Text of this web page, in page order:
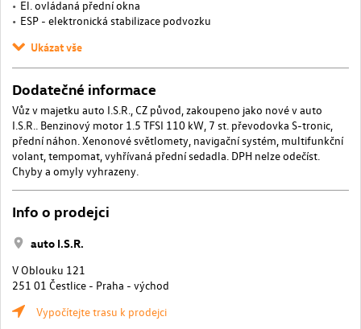
El. ovládaná přední okna
ESP - elektronická stabilizace podvozku
Ukázat vše
Dodatečné informace
Vůz v majetku auto I.S.R., CZ původ, zakoupeno jako nové v auto
I.S.R.. Benzinový motor 1.5 TFSI 110 kW, 7 st. převodovka S-tronic,
přední náhon. Xenonové světlomety, navigační systém, multifunkční
volant, tempomat, vyhřívaná přední sedadla. DPH nelze odečíst.
Chyby a omyly vyhrazeny.
Info o prodejci
auto I.S.R.
V Oblouku 121
251 01 Čestlice - Praha - východ
Vypočítejte trasu k prodejci